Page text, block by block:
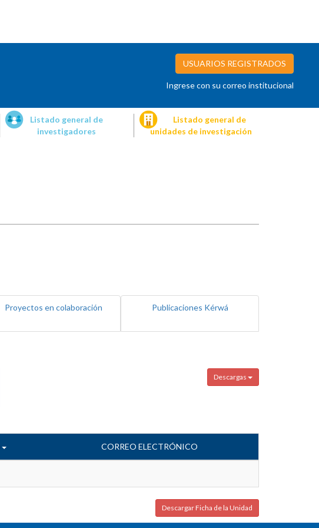
USUARIOS REGISTRADOS
Ingrese con su correo institucional
Listado general de
investigadores
Listado general de
unidades de investigación
Proyectos en colaboración Publicaciones Kérwá
Descargas
CORREO ELECTRÓNICO
Descargar Ficha de la Unidad